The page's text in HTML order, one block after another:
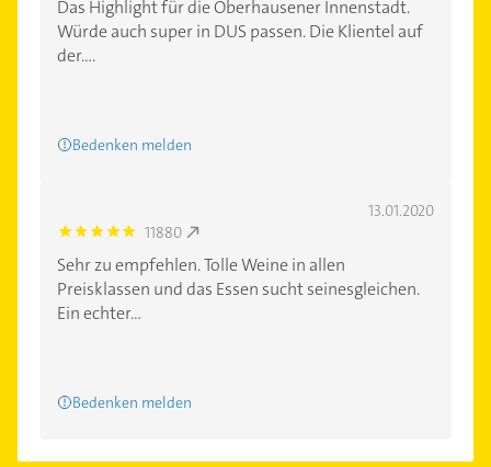
Das Highlight für die Oberhausener Innenstadt.
Würde auch super in DUS passen. Die Klientel auf
der....
Bedenken melden
13.01.2020
5.0 11880
Sehr zu empfehlen. Tolle Weine in allen
Preisklassen und das Essen sucht seinesgleichen.
Ein echter...
Bedenken melden